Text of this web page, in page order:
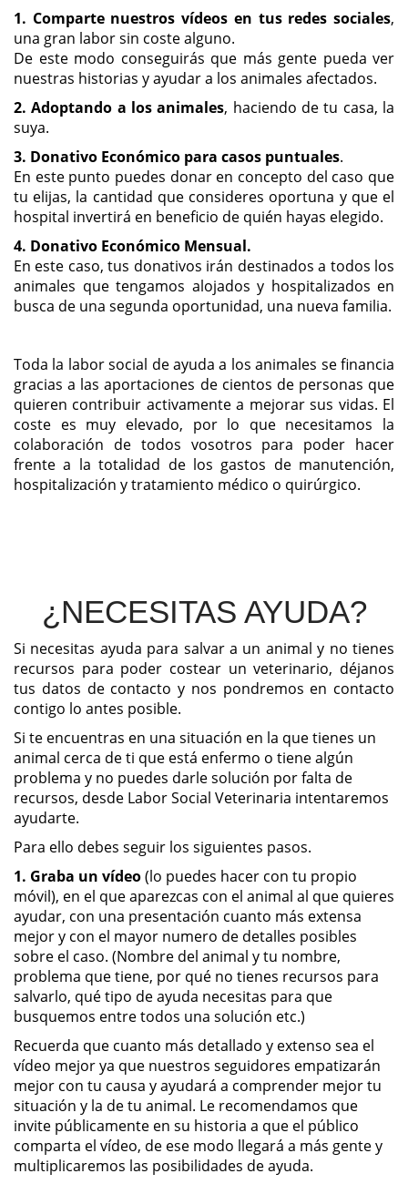
1. Comparte nuestros vídeos en tus redes sociales,
una gran labor sin coste alguno.
De este modo conseguirás que más gente pueda ver
nuestras historias y ayudar a los animales afectados.
2. Adoptando a los animales, haciendo de tu casa, la
suya.
3. Donativo Económico para casos puntuales.
En este punto puedes donar en concepto del caso que
tu elijas, la cantidad que consideres oportuna y que el
hospital invertirá en beneficio de quién hayas elegido.
4. Donativo Económico Mensual.
En este caso, tus donativos irán destinados a todos los
animales que tengamos alojados y hospitalizados en
busca de una segunda oportunidad, una nueva familia.
Toda la labor social de ayuda a los animales se financia
gracias a las aportaciones de cientos de personas que
quieren contribuir activamente a mejorar sus vidas. El
coste es muy elevado, por lo que necesitamos la
colaboración de todos vosotros para poder hacer
frente a la totalidad de los gastos de manutención,
hospitalización y tratamiento médico o quirúrgico.
¿NECESITAS AYUDA?
Si necesitas ayuda para salvar a un animal y no tienes
recursos para poder costear un veterinario, déjanos
tus datos de contacto y nos pondremos en contacto
contigo lo antes posible.
Si te encuentras en una situación en la que tienes un
animal cerca de ti que está enfermo o tiene algún
problema y no puedes darle solución por falta de
recursos, desde Labor Social Veterinaria intentaremos
ayudarte.
Para ello debes seguir los siguientes pasos.
1. Graba un vídeo(lo puedes hacer con tu propio
móvil), en el que aparezcas con el animal al que quieres
ayudar, con una presentación cuanto más extensa
mejor y con el mayor numero de detalles posibles
sobre el caso. (Nombre del animal y tu nombre,
problema que tiene, por qué no tienes recursos para
salvarlo, qué tipo de ayuda necesitas para que
busquemos entre todos una solución etc.)
Recuerda que cuanto más detallado y extenso sea el
vídeo mejor ya que nuestros seguidores empatizarán
mejor con tu causa y ayudará a comprender mejor tu
situación y la de tu animal. Le recomendamos que
invite públicamente en su historia a que el público
comparta el vídeo, de ese modo llegará a más gente y
multiplicaremos las posibilidades de ayuda.